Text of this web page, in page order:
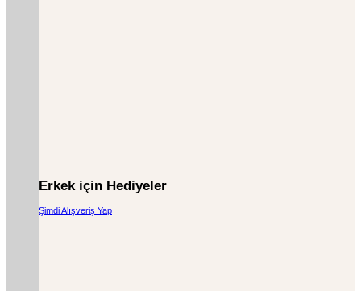
Erkek için Hediyeler
Şimdi Alışveriş Yap